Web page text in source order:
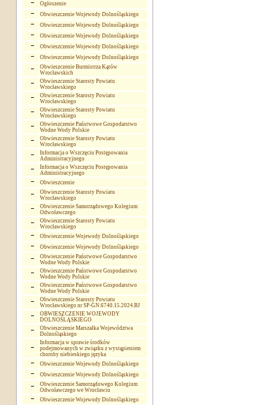
Ogłoszenie
Obwieszczenie Wojewody Dolnośląskiego
Obwieszczenie Wojewody Dolnośląskiego
Obwieszczenie Wojewody Dolnośląskiego
Obwieszczenie Wojewody Dolnośląskiego
Obwieszczenie Wojewody Dolnośląskiego
Obwieszczenie Burmistrza Kątów
Wrocławskich
Obwieszczenie Starosty Powiatu
Wrocławskiego
Obwieszczenie Starosty Powiatu
Wrocławskiego
Obwieszczenie Starosty Powiatu
Wrocławskiego
Obwieszczenie Państwowe Gospodarstwo
Wodne Wody Polskie
Obwieszczenie Starosty Powiatu
Wrocławskiego
Informacja o Wszczęciu Postępowania
Administracyjnego
Informacja o Wszczęciu Postępowania
Administracyjnego
Obwieszczenie
Obwieszczenie Starosty Powiatu
Wrocławskiego
Obwieszczenie Samorządowego Kolegium
Odwoławczego
Obwieszczenie Starosty Powiatu
Wrocławskiego
Obwieszczenie Wojewody Dolnośląskiego
Obwieszczenie Wojewody Dolnośląskiego
Obwieszczenie Państwowe Gospodarstwo
Wodne Wody Polskie
Obwieszczenie Państwowe Gospodarstwo
Wodne Wody Polskie
Obwieszczenie Państwowe Gospodarstwo
Wodne Wody Polskie
Obwieszczenie Starosty Powiatu
Wrocławskiego nr SP-GN.6740.15.2024.BJ
OBWIESZCZENIE WOJEWODY
DOLNOŚLĄSKIEGO
Obwieszczenie Marszałka Województwa
Dolnośląskiego
Informacja w sprawie środków
podejmowanych w związku z wystąpieniem
choroby niebieskiego języka
Obwieszczenie Wojewody Dolnośląskiego
Obwieszczenie Wojewody Dolnośląskiego
Obwieszczenie Samorządowego Kolegium
Odwoławczego we Wrocławiu
Obwieszczenie Wojewody Dolnośląskiego